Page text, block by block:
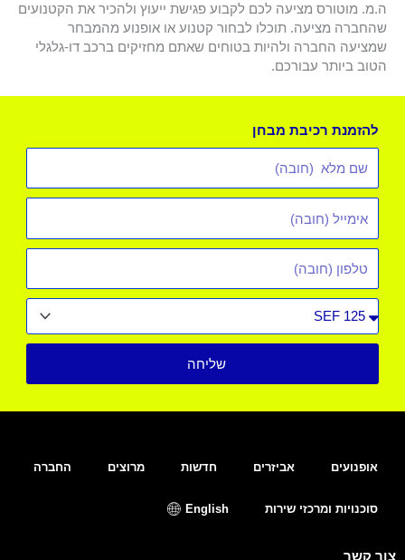
ה.מ. מוטורס מציעה לכם לקבוע פגישת ייעוץ ולהכיר את הקטנועים
שהחברה מציעה. תוכלו לבחור קטנוע או אופנוע מהמבחר
שמציעה החברה ולהיות בטוחים שאתם מחזיקים ברכב דו-גלגלי
הטוב ביותר עבורכם.
להזמנת רכיבת מבחן
מלא
רכב
שליחה
אופנועים אביזרים חדשות מרוצים החברה
סוכנויות ומרכזי שירות English
צור קשר